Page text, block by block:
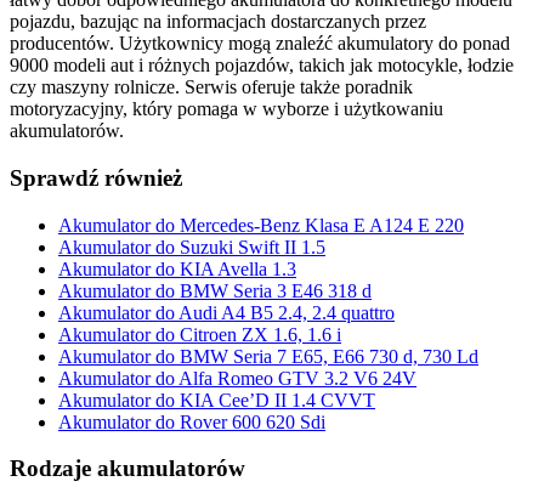
pojazdu, bazując na informacjach dostarczanych przez
producentów. Użytkownicy mogą znaleźć akumulatory do ponad
9000 modeli aut i różnych pojazdów, takich jak motocykle, łodzie
czy maszyny rolnicze. Serwis oferuje także poradnik
motoryzacyjny, który pomaga w wyborze i użytkowaniu
akumulatorów.
Sprawdź również
Akumulator do Mercedes-Benz Klasa E A124 E 220
Akumulator do Suzuki Swift II 1.5
Akumulator do KIA Avella 1.3
Akumulator do BMW Seria 3 E46 318 d
Akumulator do Audi A4 B5 2.4, 2.4 quattro
Akumulator do Citroen ZX 1.6, 1.6 i
Akumulator do BMW Seria 7 E65, E66 730 d, 730 Ld
Akumulator do Alfa Romeo GTV 3.2 V6 24V
Akumulator do KIA Cee’D II 1.4 CVVT
Akumulator do Rover 600 620 Sdi
Rodzaje akumulatorów